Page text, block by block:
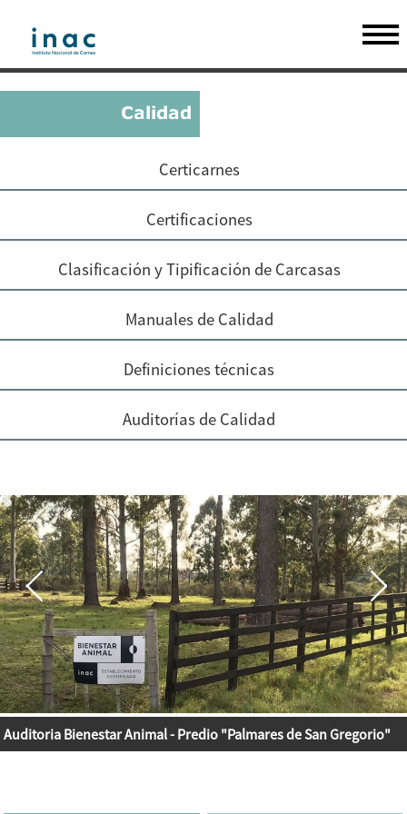
Certicarnes
Certificaciones
Clasificación y Tipificación de Carcasas
Manuales de Calidad
Definiciones técnicas
Auditorías de Calidad
Taller Requisitos INFOODS-Valores Nutricionales